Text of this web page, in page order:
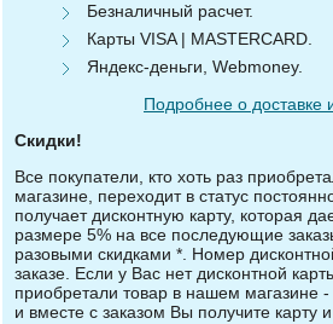
Безналичный расчет.
Карты VISA | MASTERCARD.
Яндекс-деньги, Webmoney.
Подробнее о доставке
Скидки!
Все покупатели, кто хоть раз
магазине, переходит в статус
получает дисконтную карту, которая
размере 5% на все последующие
разовыми скидками *. Номер
заказе. Если у Вас нет дисконтной
приобретали товар в нашем магазине -
и вместе с заказом Вы получите карту